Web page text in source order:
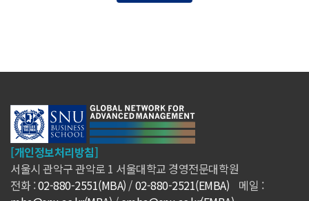
[개인정보처리방침]
서울시 관악구 관악로 1 서울대학교 경영전문대학원
전화 :02-880-2551(MBA) /02-880-2521(EMBA) 메일 :